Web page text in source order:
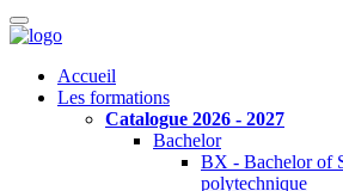
Accueil
Les formations
Catalogue 2026 - 2027
Bachelor
BX - Bachelor of
polytechnique